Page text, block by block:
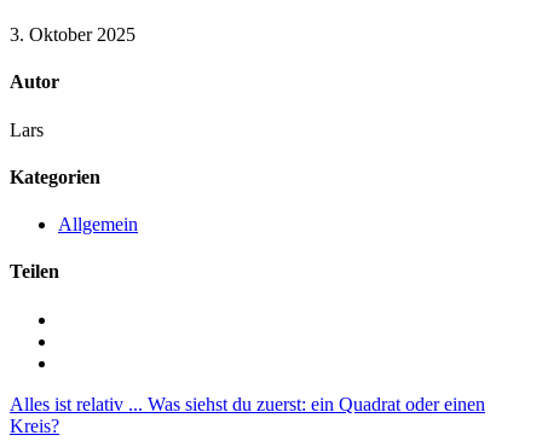
3. Oktober 2025
Autor
Lars
Kategorien
Allgemein
Teilen
Alles ist relativ ... Was siehst du zuerst: ein Quadrat oder einen
Kreis?